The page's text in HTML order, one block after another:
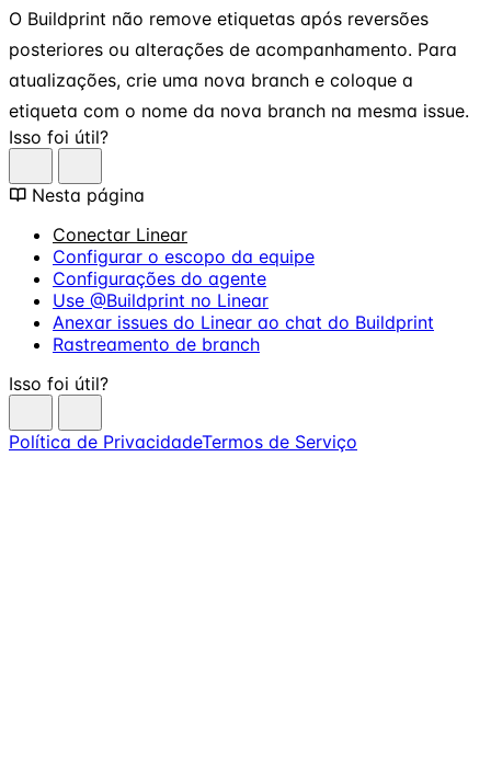
O Buildprint não remove etiquetas após reversões
posteriores ou alterações de acompanhamento. Para
atualizações, crie uma nova branch e coloque a
etiqueta com o nome da nova branch na mesma issue.
Isso foi útil?
Nesta página
Conectar Linear
Configurar o escopo da equipe
Configurações do agente
Use @Buildprint no Linear
Anexar issues do Linear ao chat do Buildprint
Rastreamento de branch
Isso foi útil?
Política de PrivacidadeTermos de Serviço